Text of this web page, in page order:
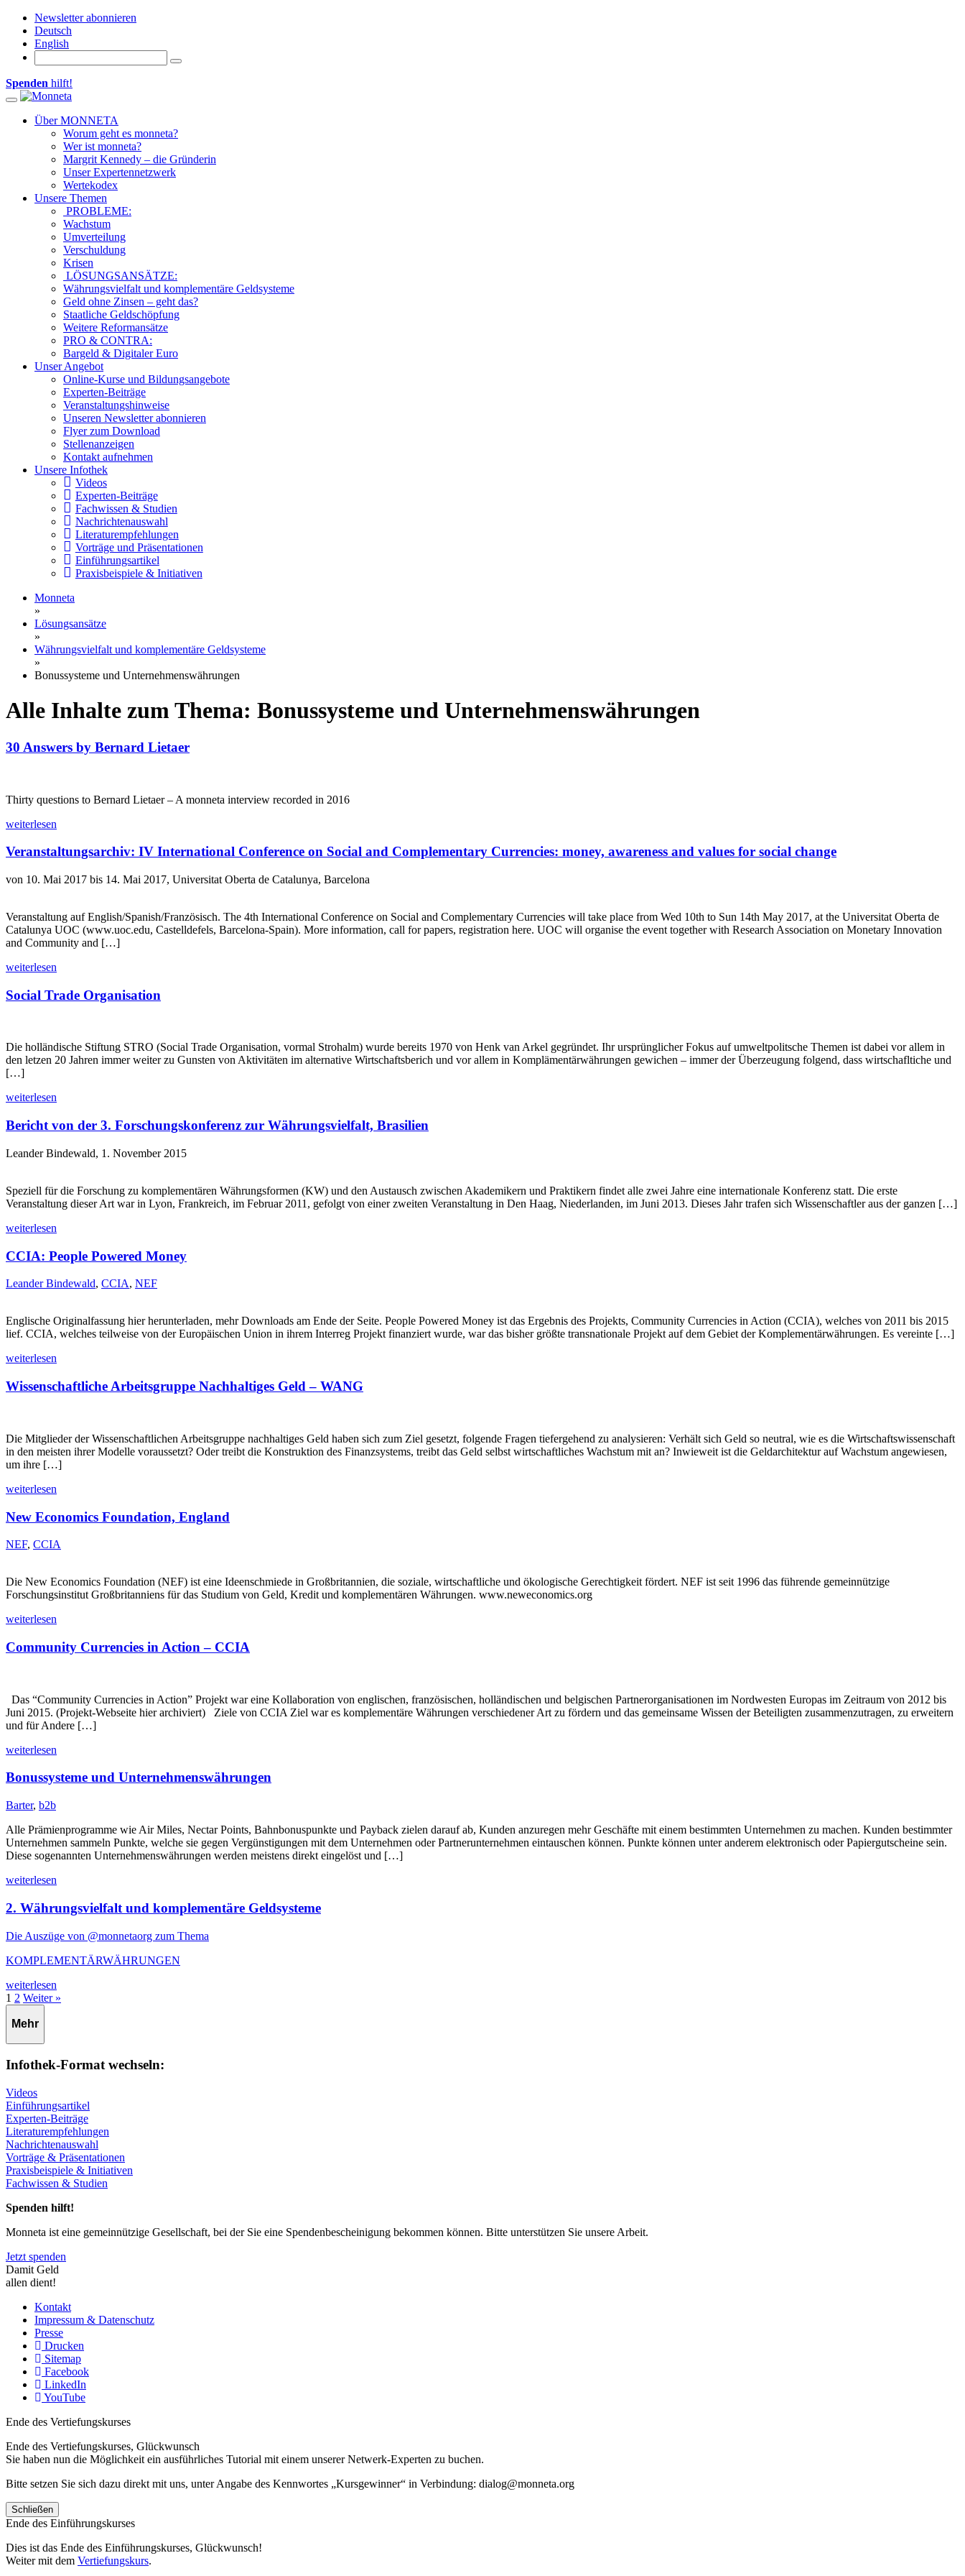
Newsletter abonnieren
Deutsch
English
Spenden hilft!
Toggle navigation
Über MONNETA
Worum geht es monneta?
Wer ist monneta?
Margrit Kennedy – die Gründerin
Unser Expertennetzwerk
Wertekodex
Unsere Themen
PROBLEME:
Wachstum
Umverteilung
Verschuldung
Krisen
LÖSUNGSANSÄTZE:
Währungsvielfalt und komplementäre Geldsysteme
Geld ohne Zinsen – geht das?
Staatliche Geldschöpfung
Weitere Reformansätze
PRO & CONTRA:
Bargeld & Digitaler Euro
Unser Angebot
Online-Kurse und Bildungsangebote
Experten-Beiträge
Veranstaltungshinweise
Unseren Newsletter abonnieren
Flyer zum Download
Stellenanzeigen
Kontakt aufnehmen
Unsere Infothek
Videos
Experten-Beiträge
Fachwissen & Studien
Nachrichtenauswahl
Literaturempfehlungen
Vorträge und Präsentationen
Einführungsartikel
Praxisbeispiele & Initiativen
Monneta
»
Lösungsansätze
»
Währungsvielfalt und komplementäre Geldsysteme
»
Bonussysteme und Unternehmenswährungen
Alle Inhalte zum Thema: Bonussysteme und Unternehmenswährungen
30 Answers by Bernard Lietaer
Thirty questions to Bernard Lietaer – A monneta interview recorded in 2016
weiterlesen
Veranstaltungsarchiv: IV International Conference on Social and Complementary Currencies: money, awareness and values for social change
von 10. Mai 2017 bis 14. Mai 2017, Universitat Oberta de Catalunya, Barcelona
Veranstaltung auf English/Spanish/Französisch. The 4th International Conference on Social and Complementary Currencies will take place from Wed 10th to Sun 14th May 2017, at the Universitat Oberta de
Catalunya UOC (www.uoc.edu, Castelldefels, Barcelona-Spain). More information, call for papers, registration here. UOC will organise the event together with Research Association on Monetary Innovation
and Community and […]
weiterlesen
Social Trade Organisation
Die holländische Stiftung STRO (Social Trade Organisation, vormal Strohalm) wurde bereits 1970 von Henk van Arkel gegründet. Ihr ursprünglicher Fokus auf umweltpolitsche Themen ist dabei vor allem in
den letzen 20 Jahren immer weiter zu Gunsten von Aktivitäten im alternative Wirtschaftsberich und vor allem in Komplämentärwährungen gewichen – immer der Überzeugung folgend, dass wirtschafltiche und
[…]
weiterlesen
Bericht von der 3. Forschungskonferenz zur Währungsvielfalt, Brasilien
Leander Bindewald, 1. November 2015
Speziell für die Forschung zu komplementären Währungsformen (KW) und den Austausch zwischen Akademikern und Praktikern findet alle zwei Jahre eine internationale Konferenz statt. Die erste
Veranstaltung dieser Art war in Lyon, Frankreich, im Februar 2011, gefolgt von einer zweiten Veranstaltung in Den Haag, Niederlanden, im Juni 2013. Dieses Jahr trafen sich Wissenschaftler aus der ganzen […]
weiterlesen
CCIA: People Powered Money
Leander Bindewald, CCIA, NEF
Englische Originalfassung hier herunterladen, mehr Downloads am Ende der Seite. People Powered Money ist das Ergebnis des Projekts, Community Currencies in Action (CCIA), welches von 2011 bis 2015
lief. CCIA, welches teilweise von der Europäischen Union in ihrem Interreg Projekt finanziert wurde, war das bisher größte transnationale Projekt auf dem Gebiet der Komplementärwährungen. Es vereinte […]
weiterlesen
Wissenschaftliche Arbeitsgruppe Nachhaltiges Geld – WANG
Die Mitglieder der Wissenschaftlichen Arbeitsgruppe nachhaltiges Geld haben sich zum Ziel gesetzt, folgende Fragen tiefergehend zu analysieren: Verhält sich Geld so neutral, wie es die Wirtschaftswissenschaft
in den meisten ihrer Modelle voraussetzt? Oder treibt die Konstruktion des Finanzsystems, treibt das Geld selbst wirtschaftliches Wachstum mit an? Inwieweit ist die Geldarchitektur auf Wachstum angewiesen,
um ihre […]
weiterlesen
New Economics Foundation, England
NEF, CCIA
Die New Economics Foundation (NEF) ist eine Ideenschmiede in Großbritannien, die soziale, wirtschaftliche und ökologische Gerechtigkeit fördert. NEF ist seit 1996 das führende gemeinnützige
Forschungsinstitut Großbritanniens für das Studium von Geld, Kredit und komplementären Währungen. www.neweconomics.org
weiterlesen
Community Currencies in Action – CCIA
Das “Community Currencies in Action” Projekt war eine Kollaboration von englischen, französischen, holländischen und belgischen Partnerorganisationen im Nordwesten Europas im Zeitraum von 2012 bis
Juni 2015. (Projekt-Webseite hier archiviert) Ziele von CCIA Ziel war es komplementäre Währungen verschiedener Art zu fördern und das gemeinsame Wissen der Beteiligten zusammenzutragen, zu erweitern
und für Andere […]
weiterlesen
Bonussysteme und Unternehmenswährungen
Barter, b2b
Alle Prämienprogramme wie Air Miles, Nectar Points, Bahnbonuspunkte und Payback zielen darauf ab, Kunden anzuregen mehr Geschäfte mit einem bestimmten Unternehmen zu machen. Kunden bestimmter
Unternehmen sammeln Punkte, welche sie gegen Vergünstigungen mit dem Unternehmen oder Partnerunternehmen eintauschen können. Punkte können unter anderem elektronisch oder Papiergutscheine sein.
Diese sogenannten Unternehmenswährungen werden meistens direkt eingelöst und […]
weiterlesen
2. Währungsvielfalt und komplementäre Geldsysteme
Die Auszüge von @monnetaorg zum Thema
KOMPLEMENTÄRWÄHRUNGEN
weiterlesen
Seite
1 Seite
2 Weiter »
Mehr
Infothek-Format wechseln:
Videos
Einführungsartikel
Experten-Beiträge
Literaturempfehlungen
Nachrichtenauswahl
Vorträge & Präsentationen
Praxisbeispiele & Initiativen
Fachwissen & Studien
Spenden hilft!
Monneta ist eine gemeinnützige Gesellschaft, bei der Sie eine Spendenbescheinigung bekommen können. Bitte unterstützen Sie unsere Arbeit.
Jetzt spenden
Damit Geld
allen dient!
Kontakt
Impressum & Datenschutz
Presse
Drucken
Sitemap
Facebook
LinkedIn
YouTube
Ende des Vertiefungskurses
Ende des Vertiefungskurses, Glückwunsch
Sie haben nun die Möglichkeit ein ausführliches Tutorial mit einem unserer Netwerk-Experten zu buchen.
Bitte setzen Sie sich dazu direkt mit uns, unter Angabe des Kennwortes „Kursgewinner“ in Verbindung: dialog@monneta.org
Schließen
Ende des Einführungskurses
Dies ist das Ende des Einführungskurses, Glückwunsch!
Weiter mit dem Vertiefungskurs.